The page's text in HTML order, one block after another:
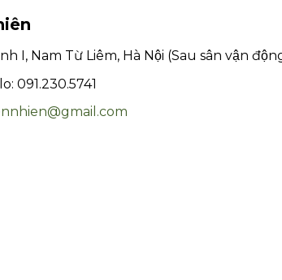
I, Nam Từ Liêm, Hà Nội (Sau sân vận
091.230.5741